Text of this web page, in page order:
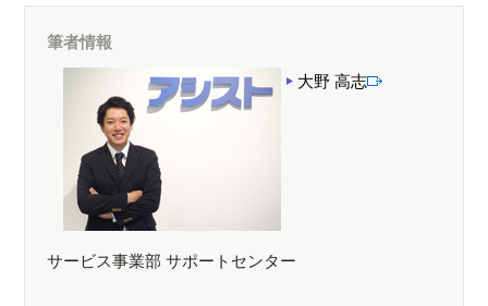
筆者情報
大野 高志
サービス事業部 サポートセンター